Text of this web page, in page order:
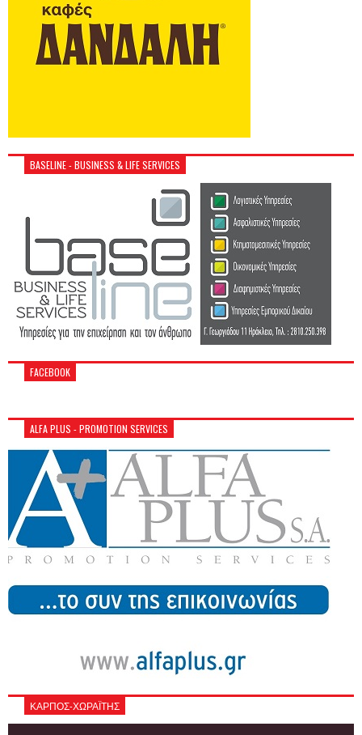
BASELINE - BUSINESS & LIFE SERVICES
FACEBOOK
ALFA PLUS - PROMOTION SERVICES
ΚΑΡΠΟΣ-ΧΩΡΑΪΤΗΣ